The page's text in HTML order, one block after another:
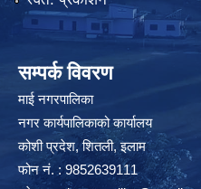
सम्पर्क विवरण
माई नगरपालिका
नगर कार्यपालिकाको कार्यालय
कोशी प्रदेश, शितली, इलाम
फोन नं. : 9852639111